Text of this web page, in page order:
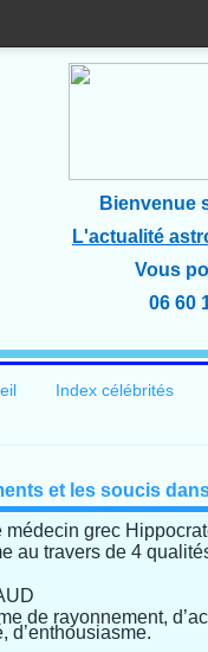
Bienvenue
L'actualité
Vous
06 60
Index célébrités
et les soucis
médecin grec
au travers de 4
de rayonnement, d’
d’enthousiasme.